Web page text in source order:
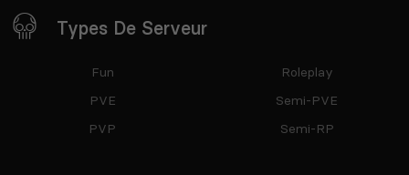
Types De Serveur
Fun
PVE
PVP
Roleplay
Semi-PVE
Semi-RP